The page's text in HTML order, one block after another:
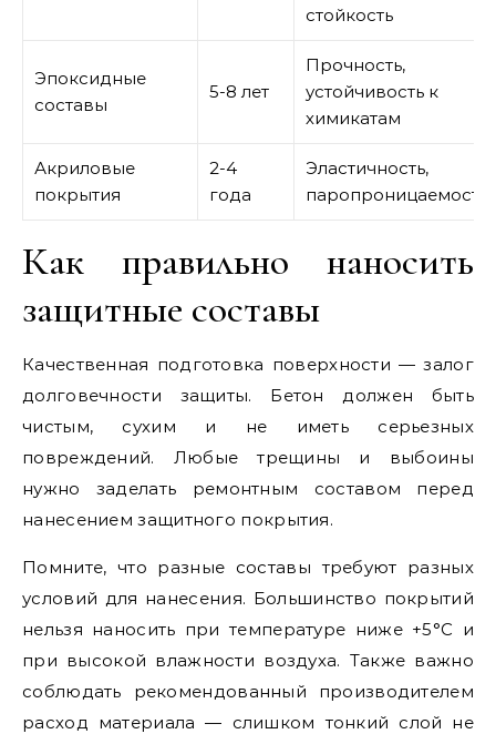
стойкость
Эпоксидные
составы
5-8 лет
Прочность,
устойчивость к
химикатам
Акриловые
покрытия
2-4
года
Эластичность,
паропроницаемость
Как правильно наносить
защитные составы
Качественная подготовка поверхности — залог
долговечности защиты. Бетон должен быть
чистым, сухим и не иметь серьезных
повреждений. Любые трещины и выбоины
нужно заделать ремонтным составом перед
нанесением защитного покрытия.
Помните, что разные составы требуют разных
условий для нанесения. Большинство покрытий
нельзя наносить при температуре ниже +5°C и
при высокой влажности воздуха. Также важно
соблюдать рекомендованный производителем
расход материала — слишком тонкий слой не